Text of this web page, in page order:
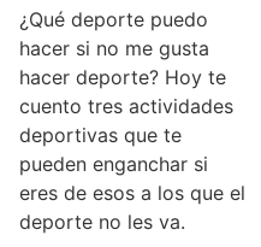
¿Qué deporte puedo
hacer si no me gusta
hacer deporte? Hoy te
cuento tres actividades
deportivas que te
pueden enganchar si
eres de esos a los que el
deporte no les va.